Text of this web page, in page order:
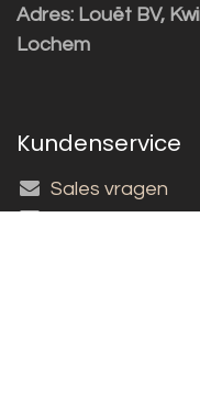
Adres: Louët BV,
Lochem
Kundenservice
Sales vragen